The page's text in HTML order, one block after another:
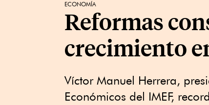
ECONOMÍA
Reformas
crecimiento
Víctor Manuel Herrera,
Económicos del IMEF,